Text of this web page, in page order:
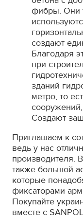
фибры. Они
создают
Благодаря
при
зданий
метро, ​​то
Создают
Приглашаем к
ведь у нас
производителя.
также большой
которые
фиксаторами
Покупайте
вместе с